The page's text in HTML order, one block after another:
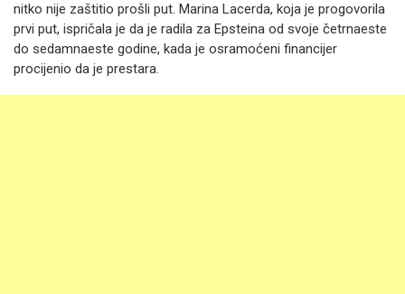
nitko nije zaštitio prošli put. Marina Lacerda, koja je progovorila
prvi put, ispričala je da je radila za Epsteina od svoje četrnaeste
do sedamnaeste godine, kada je osramoćeni financijer
procijenio da je prestara.